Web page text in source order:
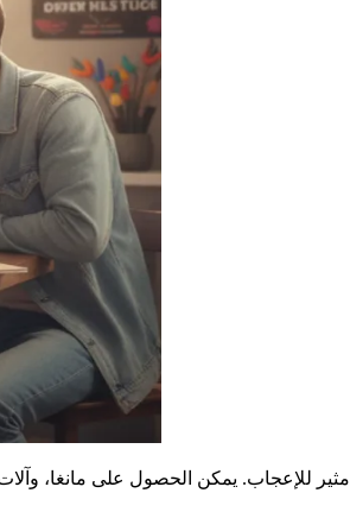
مثير للإعجاب. يمكن الحصول على مانغا،